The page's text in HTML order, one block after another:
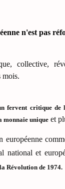
n'est pas
collective,
mois.
fervent critique de
monnaie unique et
national et
Révolution de 1974.